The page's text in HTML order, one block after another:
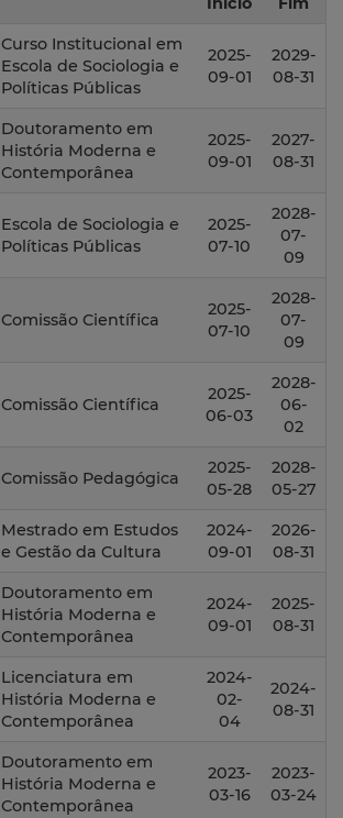
Curso Institucional em
Escola de Sociologia e
Políticas Públicas
2025-
09-01
2029-
08-31
Doutoramento em
História Moderna e
Contemporânea
2025-
09-01
2027-
08-31
Escola de Sociologia e
Políticas Públicas
2025-
07-10
2028-
07-
09
Comissão Científica
2025-
07-10
2028-
07-
09
Comissão Científica
2025-
06-03
2028-
06-
02
Comissão Pedagógica
2025-
05-28
2028-
05-27
Mestrado em Estudos
e Gestão da Cultura
2024-
09-01
2026-
08-31
Doutoramento em
História Moderna e
Contemporânea
2024-
09-01
2025-
08-31
Licenciatura em
História Moderna e
Contemporânea
2024-
02-
04
2024-
08-31
Doutoramento em
História Moderna e
Contemporânea
2023-
03-16
2023-
03-24